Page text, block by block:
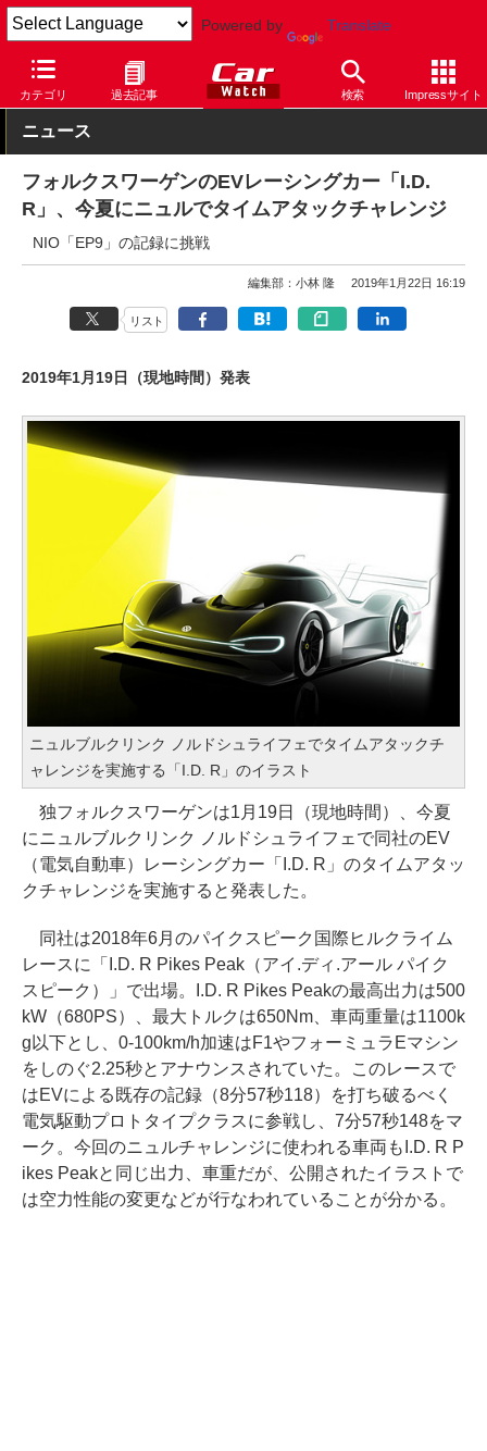
Powered by Translate
カテゴリ 過去記事 検索 Impressサイト
Car Watch 自動車 フォルクスワーゲン
ニュース
フォルクスワーゲンのEVレーシングカー「I.D.
R」、今夏にニュルでタイムアタックチャレンジ
NIO「EP9」の記録に挑戦
編集部：小林 隆 2019年1月22日 16:19
リスト
2019年1月19日（現地時間）発表
ニュルブルクリンク ノルドシュライフェでタイムアタックチ
ャレンジを実施する「I.D. R」のイラスト
独フォルクスワーゲンは1月19日（現地時間）、今夏
にニュルブルクリンク ノルドシュライフェで同社のEV
（電気自動車）レーシングカー「I.D. R」のタイムアタッ
クチャレンジを実施すると発表した。
同社は2018年6月のパイクスピーク国際ヒルクライム
レースに「I.D. R Pikes Peak（アイ.ディ.アール パイク
スピーク）」で出場。I.D. R Pikes Peakの最高出力は500
kW（680PS）、最大トルクは650Nm、車両重量は1100k
g以下とし、0-100km/h加速はF1やフォーミュラEマシン
をしのぐ2.25秒とアナウンスされていた。このレースで
はEVによる既存の記録（8分57秒118）を打ち破るべく
電気駆動プロトタイプクラスに参戦し、7分57秒148をマ
ーク。今回のニュルチャレンジに使われる車両もI.D. R P
ikes Peakと同じ出力、車重だが、公開されたイラストで
は空力性能の変更などが行なわれていることが分かる。